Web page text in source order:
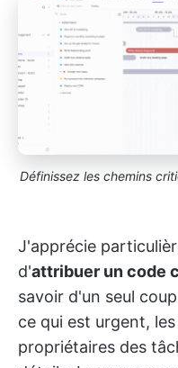
Définissez les chemins
J'apprécie
d'attribuer un code
savoir d'un seul
ce qui est urgent,
propriétaires des